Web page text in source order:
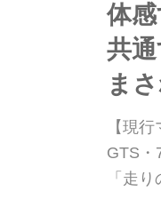
体感
共
ま
【現
GTS・
「走